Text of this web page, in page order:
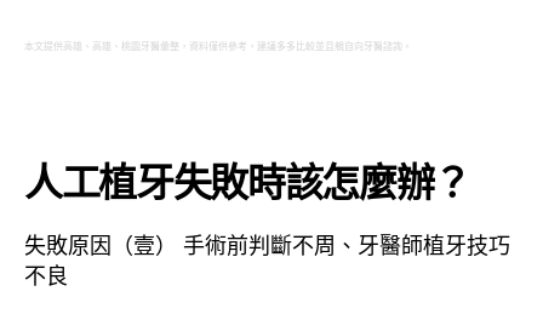
本文提供高雄、高雄、桃園牙醫彙整，資料僅供參考，建議多多比較並且親自向牙醫諮詢。
人工植牙失敗時該怎麼辦？
失敗原因（壹） 手術前判斷不周、牙醫師植牙技巧
不良